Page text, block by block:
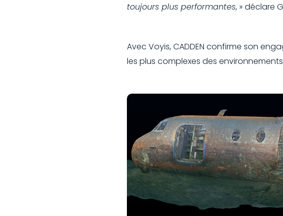
toujours plus performantes, » déclare
Avec Voyis, CADDEN confirme son
les plus complexes des